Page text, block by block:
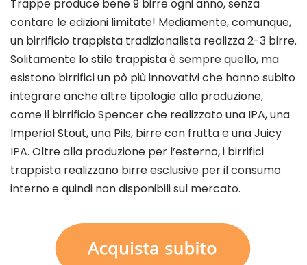
Trappe produce bene 9 birre ogni anno, senza
contare le edizioni limitate! Mediamente, comunque,
un birrificio trappista tradizionalista realizza 2-3 birre.
Solitamente lo stile trappista è sempre quello, ma
esistono birrifici un pò più innovativi che hanno subito
integrare anche altre tipologie alla produzione,
come il birrificio Spencer che realizzato una IPA, una
Imperial Stout, una Pils, birre con frutta e una Juicy
IPA. Oltre alla produzione per l’esterno, i birrifici
trappista realizzano birre esclusive per il consumo
interno e quindi non disponibili sul mercato.